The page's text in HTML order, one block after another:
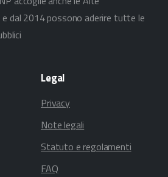
dal 2014 possono aderire tutte le
Legal
Privacy
Note legali
Statuto e regolamenti
FAQ